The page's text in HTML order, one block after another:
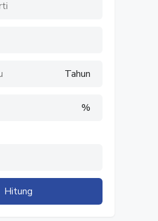
Tahun
%
Hitung